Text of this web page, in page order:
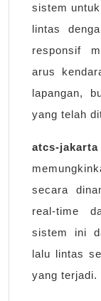
sistem
lintas
responsif
arus
lapangan,
yang telah
atcs-jakarta
secara
real-time
sistem ini
lalu lintas
yang terjadi.